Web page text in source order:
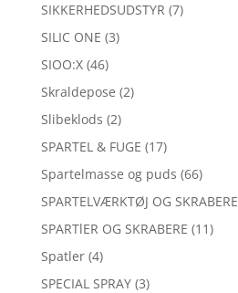
SIKKERHEDSUDSTYR (7)
SILIC ONE (3)
SIOO:X (46)
Skraldepose (2)
Slibeklods (2)
SPARTEL & FUGE (17)
Spartelmasse og puds (66)
SPARTELVÆRKTØJ OG SKRABERE
SPARTlER OG SKRABERE (11)
Spatler (4)
SPECIAL SPRAY (3)